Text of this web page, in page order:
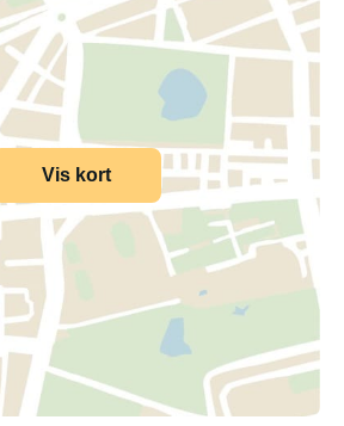
Vis kort